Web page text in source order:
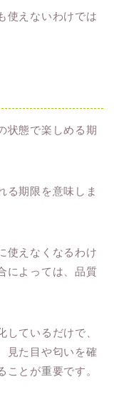
使えないわけでは
状態で楽しめる期
る期限を意味しま
使えなくなるわけ
によっては、品質
ているだけで、
見た目や匂いを確
とが重要です。